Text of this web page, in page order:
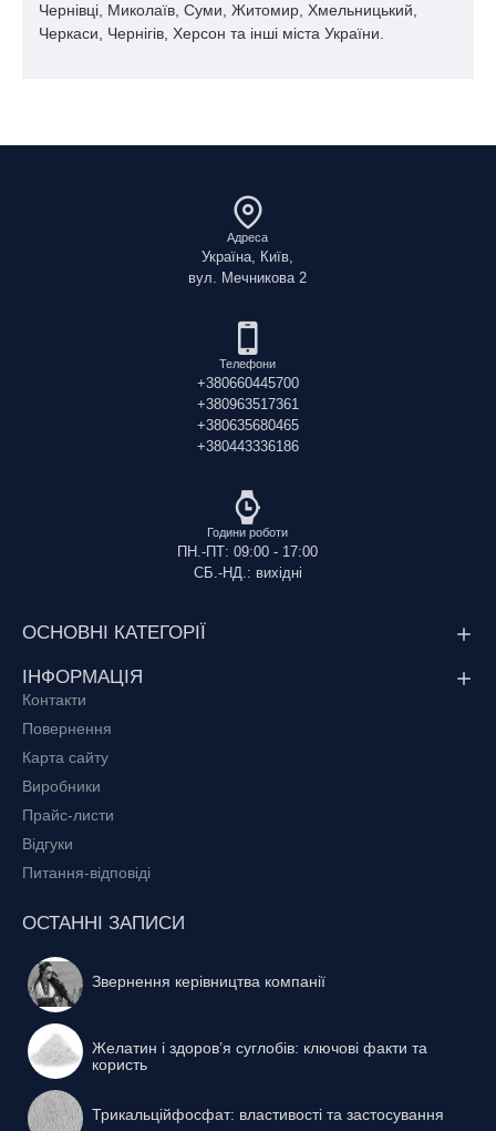
Чернівці, Миколаїв, Суми, Житомир, Хмельницький,
Черкаси, Чернігів, Херсон та інші міста України.
Адреса
Україна, Київ,
вул. Мечникова 2
Телефони
+380660445700
+380963517361
+380635680465
+380443336186
Години роботи
ПН.-ПТ: 09:00 - 17:00
СБ.-НД.: вихідні
ОСНОВНІ КАТЕГОРІЇ
ІНФОРМАЦІЯ
Контакти
Повернення
Карта сайту
Виробники
Прайс-листи
Відгуки
Питання-відповіді
ОСТАННІ ЗАПИСИ
Звернення керівництва компанії
Желатин і здоров’я суглобів: ключові факти та
користь
Трикальційфосфат: властивості та застосування